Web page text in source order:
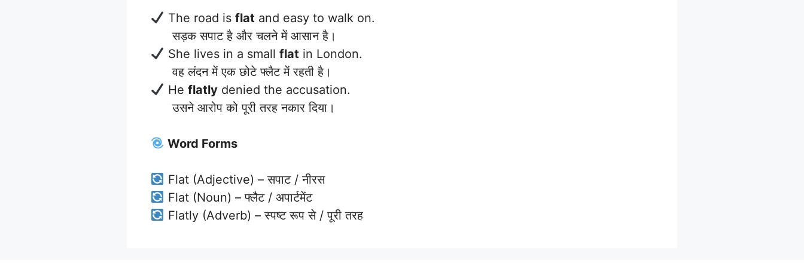
The road is flat and easy to walk on.
सड़क सपाट है और चलने में आसान है।
She lives in a small flat in London.
वह लंदन में एक छोटे फ्लैट में रहती है।
He flatlydenied the accusation.
उसने आरोप को पूरी तरह नकार दिया।
Word Forms
Flat (Adjective) – सपाट / नीरस
Flat (Noun) – फ्लैट / अपार्टमेंट
Flatly (Adverb) – स्पष्ट रूप से / पूरी तरह